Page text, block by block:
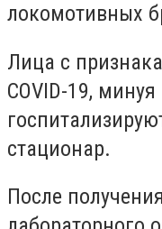
локомотивных
Лица с
COVID-19,
стационар.
После